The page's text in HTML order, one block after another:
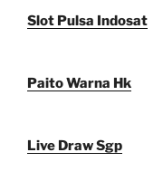
Slot Pulsa Indosat
Paito Warna Hk
Live Draw Sgp